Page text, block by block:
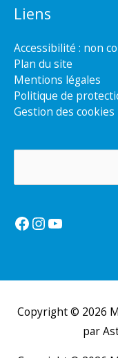
Liens
Accessibilité : non
Plan du site
Mentions légales
Politique de
Gestion des cookies
Facebook
Instagram
YouTube
Copyright © 2026
par